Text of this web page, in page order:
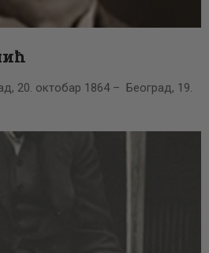
20. октобар 1864 – Београд, 19.